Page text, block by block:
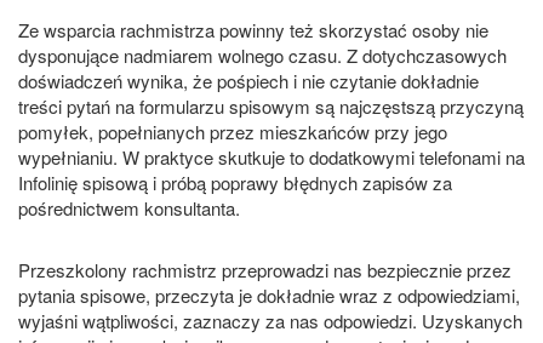
Ze wsparcia rachmistrza powinny też skorzystać osoby nie
dysponujące nadmiarem wolnego czasu. Z dotychczasowych
doświadczeń wynika, że pośpiech i nie czytanie dokładnie
treści pytań na formularzu spisowym są najczęstszą przyczyną
pomyłek, popełnianych przez mieszkańców przy jego
wypełnianiu. W praktyce skutkuje to dodatkowymi telefonami na
Infolinię spisową i próbą poprawy błędnych zapisów za
pośrednictwem konsultanta.
Przeszkolony rachmistrz przeprowadzi nas bezpiecznie przez
pytania spisowe, przeczyta je dokładnie wraz z odpowiedziami,
wyjaśni wątpliwości, zaznaczy za nas odpowiedzi. Uzyskanych